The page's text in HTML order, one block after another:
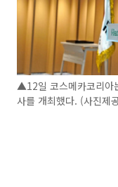
▲12일 코스메카코리아
사를 개최했다. (사진제